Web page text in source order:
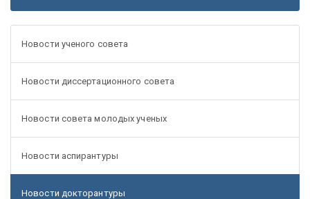
Новости ученого совета
Новости диссертационного совета
Новости совета молодых ученых
Новости аспирантуры
Новости докторантуры